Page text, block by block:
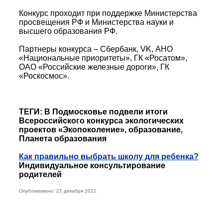
Конкурс проходит при поддержке Министерства
просвещения РФ и Министерства науки и
высшего образования РФ.
Партнеры конкурса – Сбербанк, VK, АНО
«Национальные приоритеты», ГК «Росатом»,
ОАО «Российские железные дороги», ГК
«Роскосмос».
ТЕГИ: В Подмосковье подвели итоги
Всероссийского конкурса экологических
проектов «Экопоколение», образование,
Планета образования
Как правильно выбрать школу для ребенка?
Индивидуальное консультирование
родителей
Опубликовано: 21 декабря 2021